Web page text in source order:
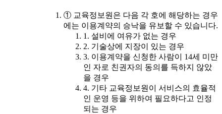
① 교육정보원은 다음 각 호에 해당하는 경우
에는 이용계약의 승낙을 유보할 수 있습니다.
1. 설비에 여유가 없는 경우
2. 기술상에 지장이 있는 경우
3. 이용계약을 신청한 사람이 14세 미만
인 자로 친권자의 동의를 득하지 않았
을 경우
4. 기타 교육정보원이 서비스의 효율적
인 운영 등을 위하여 필요하다고 인정
되는 경우